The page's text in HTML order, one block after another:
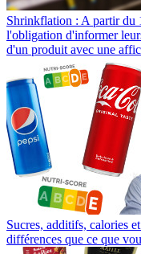
Shrinkflation : A partir du
l'obligation d'informer
d'un produit avec une
Sucres, additifs, calories
différences que ce que